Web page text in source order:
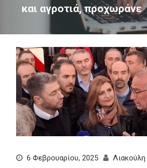
και αγροτιά, προχωράνε
6 Φεβρουαρίου, 2025 Λιακούλη